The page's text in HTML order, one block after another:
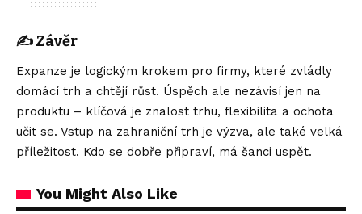
✍️Závěr
Expanze je logickým krokem pro firmy, které zvládly
domácí trh a chtějí růst. Úspěch ale nezávisí jen na
produktu – klíčová je znalost trhu, flexibilita a ochota
učit se. Vstup na zahraniční trh je výzva, ale také velká
příležitost. Kdo se dobře připraví, má šanci uspět.
You Might Also Like